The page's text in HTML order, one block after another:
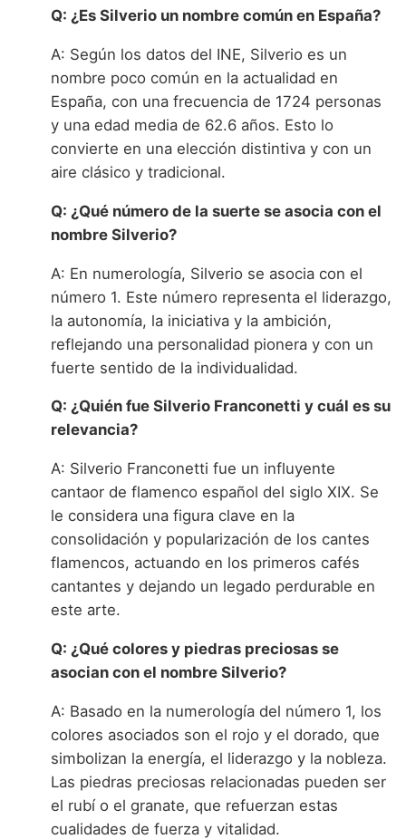
Q: ¿Es Silverio un nombre común en España?
A: Según los datos del INE, Silverio es un
nombre poco común en la actualidad en
España, con una frecuencia de 1724 personas
y una edad media de 62.6 años. Esto lo
convierte en una elección distintiva y con un
aire clásico y tradicional.
Q: ¿Qué número de la suerte se asocia con el
nombre Silverio?
A: En numerología, Silverio se asocia con el
número 1. Este número representa el liderazgo,
la autonomía, la iniciativa y la ambición,
reflejando una personalidad pionera y con un
fuerte sentido de la individualidad.
Q: ¿Quién fue Silverio Franconetti y cuál es su
relevancia?
A: Silverio Franconetti fue un influyente
cantaor de flamenco español del siglo XIX. Se
le considera una figura clave en la
consolidación y popularización de los cantes
flamencos, actuando en los primeros cafés
cantantes y dejando un legado perdurable en
este arte.
Q: ¿Qué colores y piedras preciosas se
asocian con el nombre Silverio?
A: Basado en la numerología del número 1, los
colores asociados son el rojo y el dorado, que
simbolizan la energía, el liderazgo y la nobleza.
Las piedras preciosas relacionadas pueden ser
el rubí o el granate, que refuerzan estas
cualidades de fuerza y vitalidad.